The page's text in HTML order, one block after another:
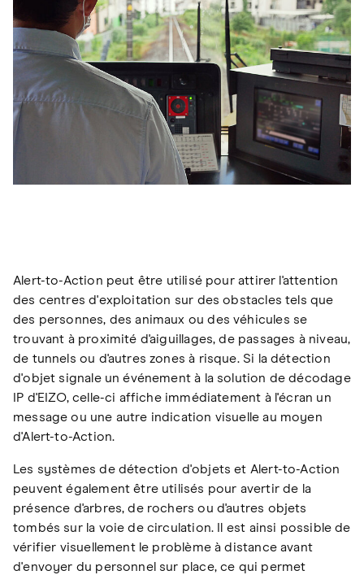
Alert-to-Action peut être utilisé pour attirer l'attention
des centres d'exploitation sur des obstacles tels que
des personnes, des animaux ou des véhicules se
trouvant à proximité d'aiguillages, de passages à niveau,
de tunnels ou d'autres zones à risque. Si la détection
d'objet signale un événement à la solution de décodage
IP d'EIZO, celle-ci affiche immédiatement à l'écran un
message ou une autre indication visuelle au moyen
d'Alert-to-Action.
Les systèmes de détection d'objets et Alert-to-Action
peuvent également être utilisés pour avertir de la
présence d'arbres, de rochers ou d'autres objets
tombés sur la voie de circulation. Il est ainsi possible de
vérifier visuellement le problème à distance avant
d'envoyer du personnel sur place, ce qui permet